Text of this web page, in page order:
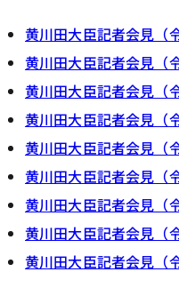
黄川田大臣記者会見（
黄川田大臣記者会見（
黄川田大臣記者会見（
黄川田大臣記者会見（
黄川田大臣記者会見（
黄川田大臣記者会見（
黄川田大臣記者会見（
黄川田大臣記者会見（
黄川田大臣記者会見（